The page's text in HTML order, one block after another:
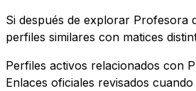
Si después de explorar Profesora
perfiles similares con matices
Perfiles activos relacionados con
Enlaces oficiales revisados